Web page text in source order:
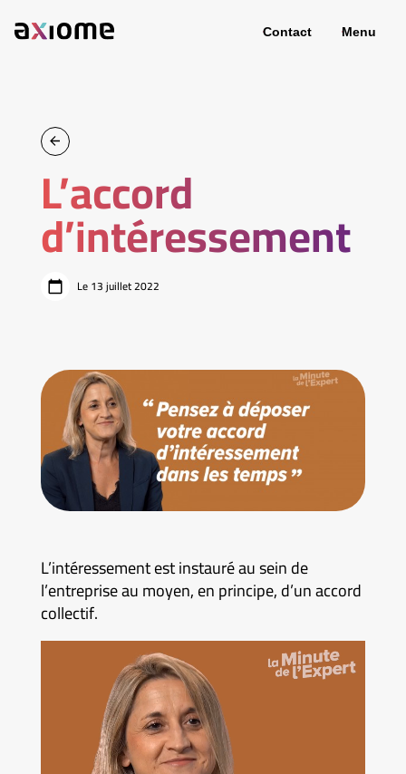
Contact Menu
L’accord
d’intéressement
Le 13 juillet 2022
L’intéressement est instauré au sein de
l’entreprise au moyen, en principe, d’un accord
collectif.